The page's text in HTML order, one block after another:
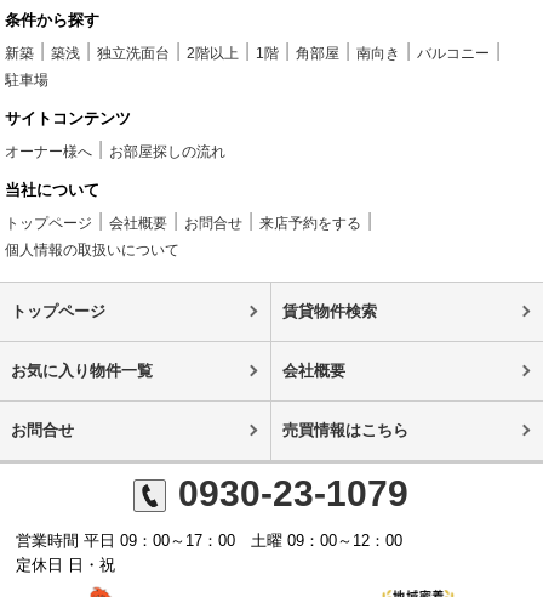
条件から探す
新築 築浅 独立洗面台 2階以上 1階 角部屋 南向き
バルコニー
駐車場
サイトコンテンツ
オーナー様へ お部屋探しの流れ
当社について
トップページ 会社概要 お問合せ
来店予約をする
個人情報の取扱いについて
トップページ 賃貸物件検索
お気に入り物件一覧 会社概要
お問合せ 売買情報はこちら
0930-23-1079
営業時間 平日 09：00～17：00 土曜 09：00～12：00
定休日 日・祝